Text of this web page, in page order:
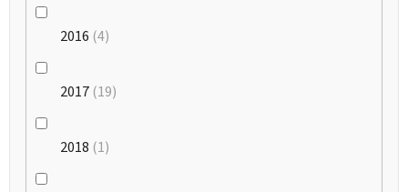
2016 4
2017 19
2018 1